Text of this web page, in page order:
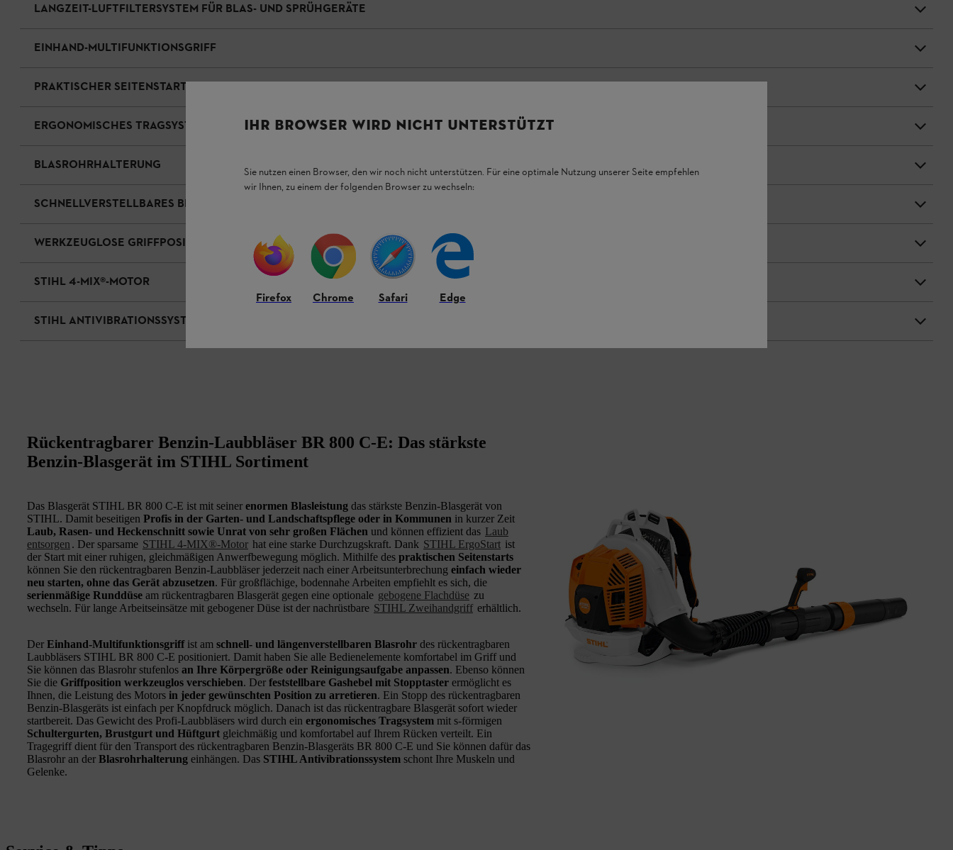
LANGZEIT-LUFTFILTERSYSTEM FÜR BLAS- UND SPRÜHGERÄTE
EINHAND-MULTIFUNKTIONSGRIFF
PRAKTISCHER SEITENSTART
ERGONOMISCHES TRAGSYSTEM
BLASROHRHALTERUNG
SCHNELLVERSTELLBARES BLASROHR
WERKZEUGLOSE GRIFFPOSITIONSVERSTELLUNG
STIHL 4-MIX®-MOTOR
STIHL ANTIVIBRATIONSSYSTEM
Rückentragbarer Benzin-Laubbläser BR 800 C-E: Das stärkste
Benzin-Blasgerät im STIHL Sortiment
Das Blasgerät STIHL BR 800 C-E ist mit seiner enormen Blasleistung das stärkste Benzin-Blasgerät von
STIHL. Damit beseitigen Profis in der Garten- und Landschaftspflege oder in Kommunen in kurzer Zeit
Laub, Rasen- und Heckenschnitt sowie Unrat von sehr großen Flächen und können effizient das Laub
entsorgen . Der sparsame STIHL 4-MIX®-Motor hat eine starke Durchzugskraft. Dank STIHL ErgoStart ist
der Start mit einer ruhigen, gleichmäßigen Anwerfbewegung möglich. Mithilfe des praktischen Seitenstarts
können Sie den rückentragbaren Benzin-Laubbläser jederzeit nach einer Arbeitsunterbrechung einfach wieder
neu starten, ohne das Gerät abzusetzen. Für großflächige, bodennahe Arbeiten empfiehlt es sich, die
serienmäßige Runddüse am rückentragbaren Blasgerät gegen eine optionale gebogene Flachdüse zu
wechseln. Für lange Arbeitseinsätze mit gebogener Düse ist der nachrüstbare STIHL Zweihandgriff erhältlich.
Der Einhand-Multifunktionsgriffist am schnell- und längenverstellbaren Blasrohr des rückentragbaren
Laubbläsers STIHL BR 800 C-E positioniert. Damit haben Sie alle Bedienelemente komfortabel im Griff und
Sie können das Blasrohr stufenlos an Ihre Körpergröße oder Reinigungsaufgabe anpassen. Ebenso können
Sie die Griffposition werkzeuglos verschieben. Der feststellbare Gashebel mit Stopptaster ermöglicht es
Ihnen, die Leistung des Motors in jeder gewünschten Position zu arretieren. Ein Stopp des rückentragbaren
Benzin-Blasgeräts ist einfach per Knopfdruck möglich. Danach ist das rückentragbare Blasgerät sofort wieder
startbereit. Das Gewicht des Profi-Laubbläsers wird durch ein ergonomisches Tragsystem mit s-förmigen
Schultergurten, Brustgurt und Hüftgurt gleichmäßig und komfortabel auf Ihrem Rücken verteilt. Ein
Tragegriff dient für den Transport des rückentragbaren Benzin-Blasgeräts BR 800 C-E und Sie können dafür das
Blasrohr an der Blasrohrhalterung einhängen. Das STIHL Antivibrationssystem schont Ihre Muskeln und
Gelenke.
IHR BROWSER WIRD NICHT UNTERSTÜTZT
Sie nutzen einen Browser, den wir noch nicht unterstützen. Für eine optimale Nutzung unserer Seite empfehlen
wir Ihnen, zu einem der folgenden Browser zu wechseln:
Firefox Chrome Safari Edge